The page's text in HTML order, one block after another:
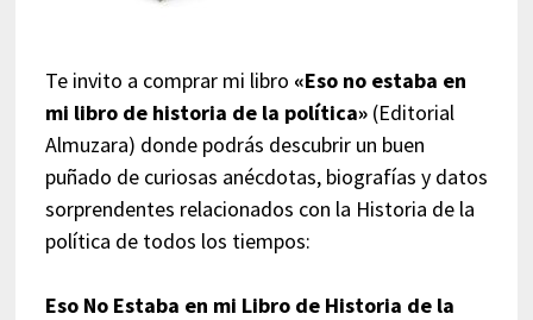
Te invito a comprar mi libro «Eso no estaba en
mi libro de historia de la política»(Editorial
Almuzara) donde podrás descubrir un buen
puñado de curiosas anécdotas, biografías y datos
sorprendentes relacionados con la Historia de la
política de todos los tiempos:
Eso No Estaba en mi Libro de Historia de la